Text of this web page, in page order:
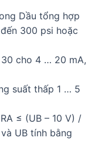
Dầu tổng hợp
300 psi hoặc
30 cho 4 … 20 mA,
suất thấp 1 … 5
≤ (UB – 10 V) /
UB tính bằng